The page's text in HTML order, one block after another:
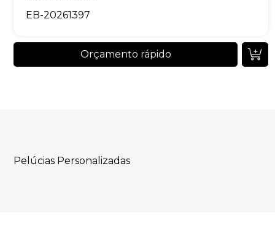
EB-20261397
Orçamento rápido
Pelúcias Personalizadas